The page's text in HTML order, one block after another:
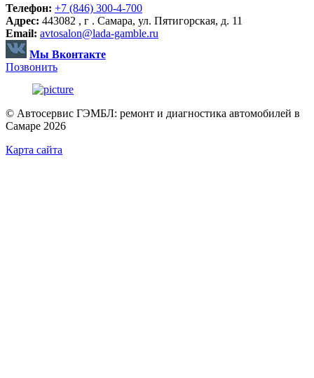
Телефон: +7 (846) 300-4-700
Адрес: 443082 , г . Самара, ул. Пятигорская, д. 11
Email: avtosalon@lada-gamble.ru
Мы Вконтакте
Позвонить
© Автосервис ГЭМБЛ: ремонт и диагностика автомобилей в
Самаре 2026
Карта сайта